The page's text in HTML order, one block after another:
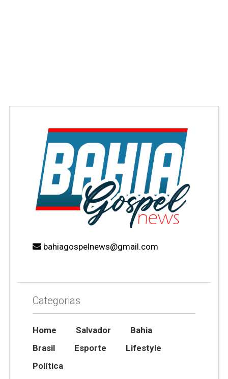
bahiagospelnews@gmail.com
Categorias
Home Salvador
Bahia
Brasil
Esporte
Lifestyle
Política